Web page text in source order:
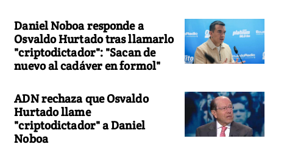
Daniel Noboa responde a
Osvaldo Hurtado tras llamarlo
"criptodictador": "Sacan de
nuevo al cadáver en formol"
ADN rechaza que Osvaldo
Hurtado llame
"criptodictador" a Daniel
Noboa